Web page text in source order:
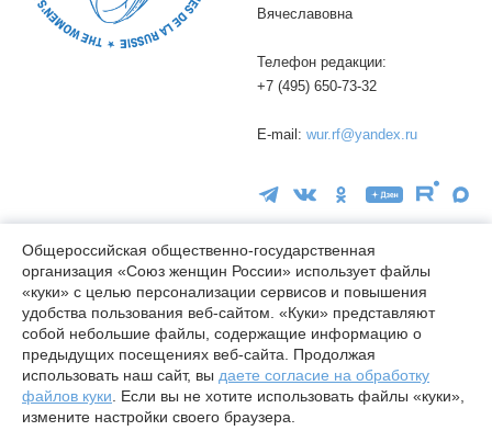
Вячеславовна
Телефон редакции:
+7 (495) 650-73-32
E-mail: wur.rf@yandex.ru
16+
© wuor.ru Использование материалов сайта разрешается только
при указании ссылки на источник
Правовая информация
Карта сайта
Общероссийская общественно-государственная
организация «Союз женщин России» использует файлы
«куки» с целью персонализации сервисов и повышения
удобства пользования веб-сайтом. «Куки» представляют
собой небольшие файлы, содержащие информацию о
предыдущих посещениях веб-сайта. Продолжая
использовать наш сайт, вы даете согласие на обработку
файлов куки . Если вы не хотите использовать файлы «куки»,
измените настройки своего браузера.